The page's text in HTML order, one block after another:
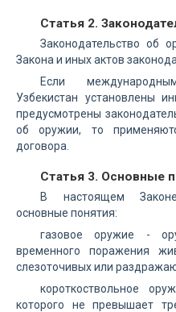
Статья 2.
Законодательство об
Закона и иных актов
Если
Узбекистан установлены
предусмотрены
об оружии, то
договора.
Статья 3. Основные
В настоящем
основные понятия:
газовое оружие -
временного поражения
слезоточивых или
короткоствольное
которого не превышает